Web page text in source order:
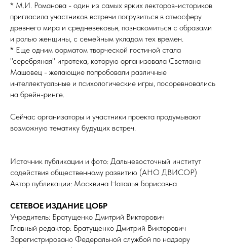
* М.И. Романова - один из самых ярких лекторов-историков
пригласила участников встречи погрузиться в атмосферу
древнего мира и средневековья, познакомиться с образами
и ролью женщины, с семейным укладом тех времен.
* Еще одним форматом творческой гостиной стала
"серебряная" игротека, которую организовала Светлана
Машовец - желающие попробовали различные
интеллектуальные и психологические игры, посоревновались
на брейн-ринге.
Сейчас организаторы и участники проекта продумывают
возможную тематику будущих встреч.
Источник публикации и фото: Дальневосточный институт
содействия общественному развитию (АНО ДВИСОР)
Автор публикации: Москвина Наталья Борисовна
СЕТЕВОЕ ИЗДАНИЕ ЦОБР
Учредитель: Братущенко Дмитрий Викторович
Главный редактор: Братущенко Дмитрий Викторович
Зарегистрировано Федеральной службой по надзору